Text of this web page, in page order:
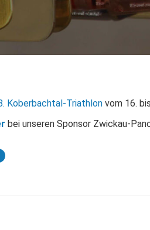
Koberbachtal-Triathlon vom 16.
bei unseren Sponsor Zwickau-